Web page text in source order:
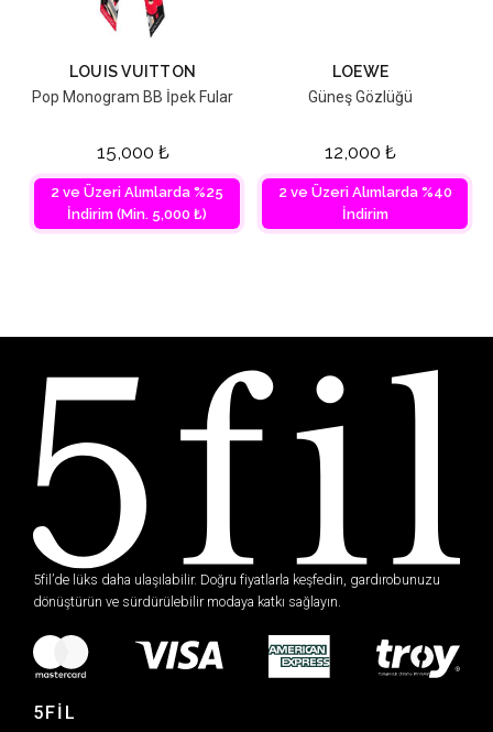
LOUIS VUITTON
Pop Monogram BB İpek Fular
15,000 ₺
2 ve Üzeri Alımlarda %25
İndirim (Min. 5,000 ₺)
LOEWE
Güneş Gözlüğü
12,000 ₺
2 ve Üzeri Alımlarda %40
İndirim
5fil’de lüks daha ulaşılabilir. Doğru fiyatlarla keşfedin, gardırobunuzu
dönüştürün ve sürdürülebilir modaya katkı sağlayın.
5FİL